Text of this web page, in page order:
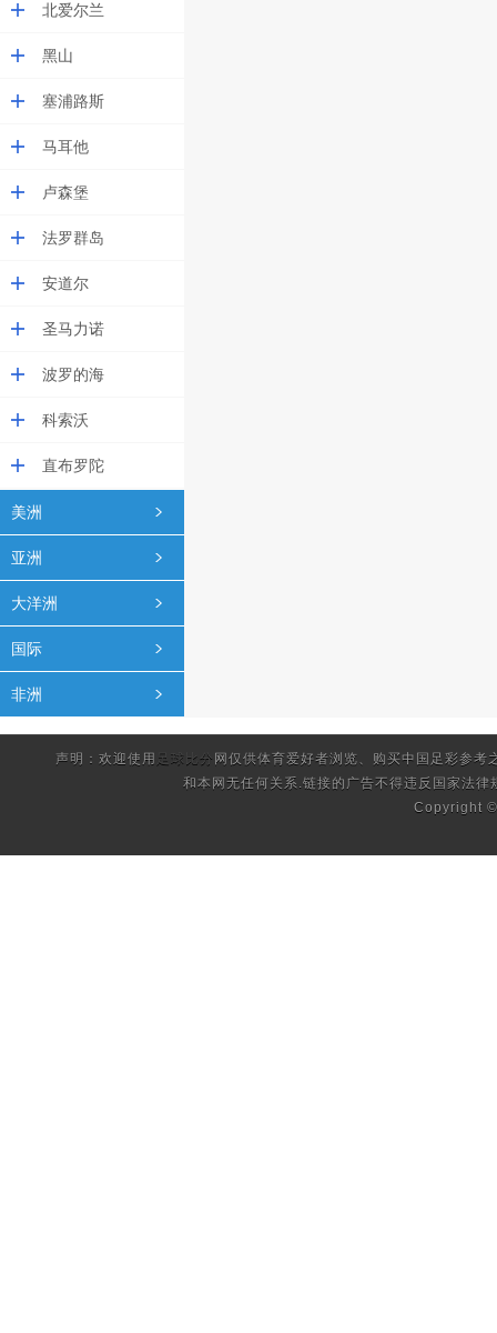
北爱尔兰
黑山
塞浦路斯
马耳他
卢森堡
法罗群岛
安道尔
圣马力诺
波罗的海
科索沃
直布罗陀
美洲
亚洲
大洋洲
国际
非洲
声明：欢迎使用 足球比分 网仅供体育爱好者浏览、购买中国足彩参
和本网无任何关系.链接的广告不得违反国家法律
Copyright